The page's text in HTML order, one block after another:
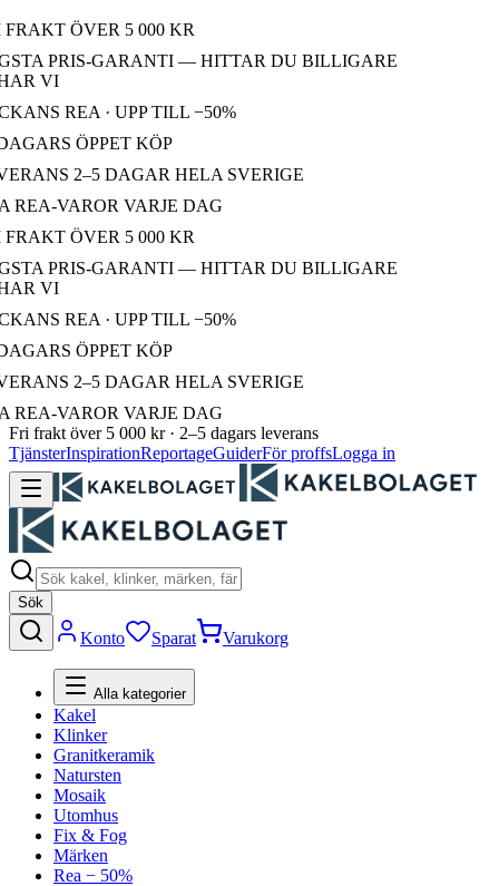
ÖVER 5 000 KR
PRIS-GARANTI — HITTAR DU BILLIGARE
VI
REA · UPP TILL −50%
ÖPPET KÖP
2–5 DAGAR HELA SVERIGE
REA-VAROR VARJE DAG
ÖVER 5 000 KR
PRIS-GARANTI — HITTAR DU BILLIGARE
VI
REA · UPP TILL −50%
ÖPPET KÖP
2–5 DAGAR HELA SVERIGE
REA-VAROR VARJE DAG
Fri frakt över 5 000 kr · 2–5 dagars leverans
TjänsterInspirationReportageGuiderFör proffsLogga in
Sök
Konto Sparat Varukorg
Alla kategorier
Kakel
Klinker
Granitkeramik
Natursten
Mosaik
Utomhus
Fix & Fog
Märken
Rea − 50%